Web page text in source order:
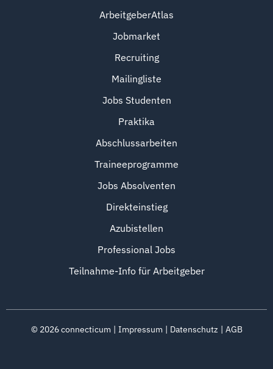
ArbeitgeberAtlas
Jobmarket
Recruiting
Mailingliste
Jobs Studenten
Praktika
Abschlussarbeiten
Traineeprogramme
Jobs Absolventen
Direkteinstieg
Azubistellen
Professional Jobs
Teilnahme-Info für Arbeitgeber
© 2026connecticum Impressum Datenschutz AGB